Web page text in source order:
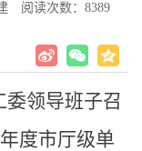
阅读次数： 8389
委领导班子召
度市厅级单